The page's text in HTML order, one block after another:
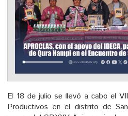
El 18 de julio se llevó a cabo el
Productivos en el distrito de